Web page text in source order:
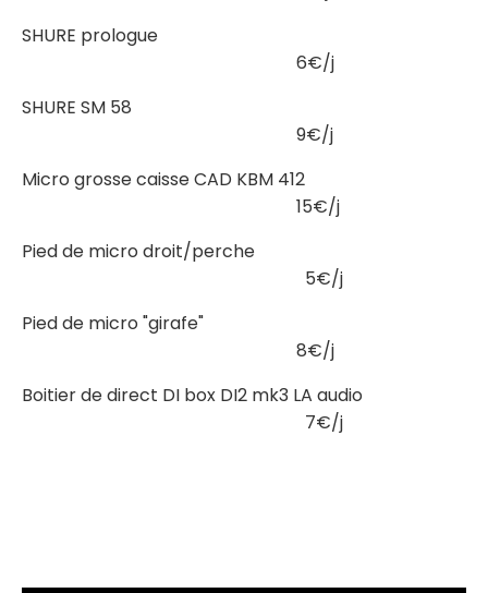
SHURE prologue
6€/j
SHURE SM 58
9€/j
Micro grosse caisse CAD KBM 412
15€/j
Pied de micro droit/perche
5€/j
Pied de micro "girafe"
8€/j
Boitier de direct DI box DI2 mk3 LA audio
7€/j